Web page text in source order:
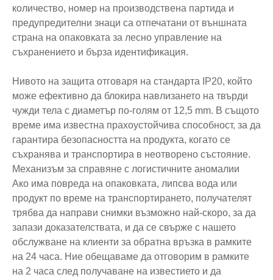
количество, номер на производствена партида и
предупредителни знаци са отпечатани от външната
страна на опаковката за лесно управление на
съхранението и бърза идентификация.
Нивото на защита отговаря на стандарта IP20, който
може ефективно да блокира навлизането на твърди
чужди тела с диаметър по-голям от 12,5 mm. В същото
време има известна прахоустойчива способност, за да
гарантира безопасността на продукта, когато се
съхранява и транспортира в неотворено състояние.
Механизъм за справяне с логистичните аномалии
Ако има повреда на опаковката, липсва вода или
продукт по време на транспортирането, получателят
трябва да направи снимки възможно най-скоро, за да
запази доказателствата, и да се свърже с нашето
обслужване на клиенти за обратна връзка в рамките
на 24 часа. Ние обещаваме да отговорим в рамките
на 2 часа след получаване на известието и да